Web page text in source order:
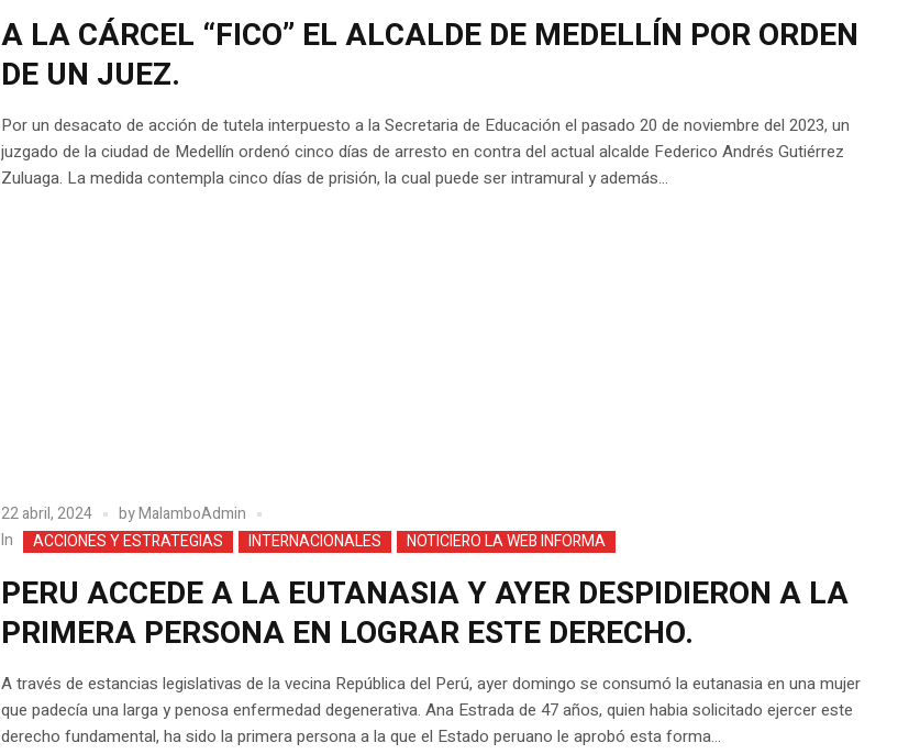
A LA CÁRCEL “FICO” EL ALCALDE DE MEDELLÍN POR ORDEN
DE UN JUEZ.
Por un desacato de acción de tutela interpuesto a la Secretaria de Educación el pasado 20 de noviembre del 2023, un
juzgado de la ciudad de Medellín ordenó cinco días de arresto en contra del actual alcalde Federico Andrés Gutiérrez
Zuluaga. La medida contempla cinco días de prisión, la cual puede ser intramural y además...
22 abril, 2024 byMalamboAdmin
In
ACCIONES Y ESTRATEGIAS INTERNACIONALES NOTICIERO LA WEB INFORMA
PERU ACCEDE A LA EUTANASIA Y AYER DESPIDIERON A LA
PRIMERA PERSONA EN LOGRAR ESTE DERECHO.
A través de estancias legislativas de la vecina República del Perú, ayer domingo se consumó la eutanasia en una mujer
que padecía una larga y penosa enfermedad degenerativa. Ana Estrada de 47 años, quien habia solicitado ejercer este
derecho fundamental, ha sido la primera persona a la que el Estado peruano le aprobó esta forma...